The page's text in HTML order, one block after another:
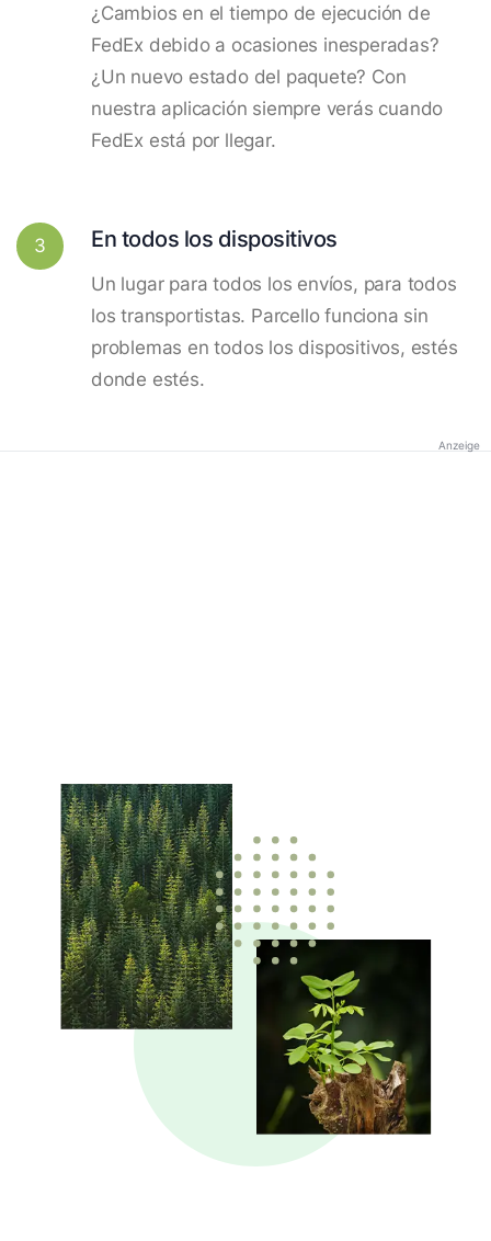
¿Cambios en el tiempo de ejecución de
FedEx debido a ocasiones inesperadas?
¿Un nuevo estado del paquete? Con
nuestra aplicación siempre verás cuando
FedEx está por llegar.
3 En todos los dispositivos
Un lugar para todos los envíos, para todos
los transportistas. Parcello funciona sin
problemas en todos los dispositivos, estés
donde estés.
Anzeige